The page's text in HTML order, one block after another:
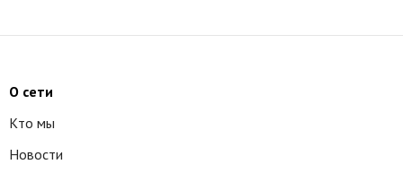
О сети
Кто мы
Новости